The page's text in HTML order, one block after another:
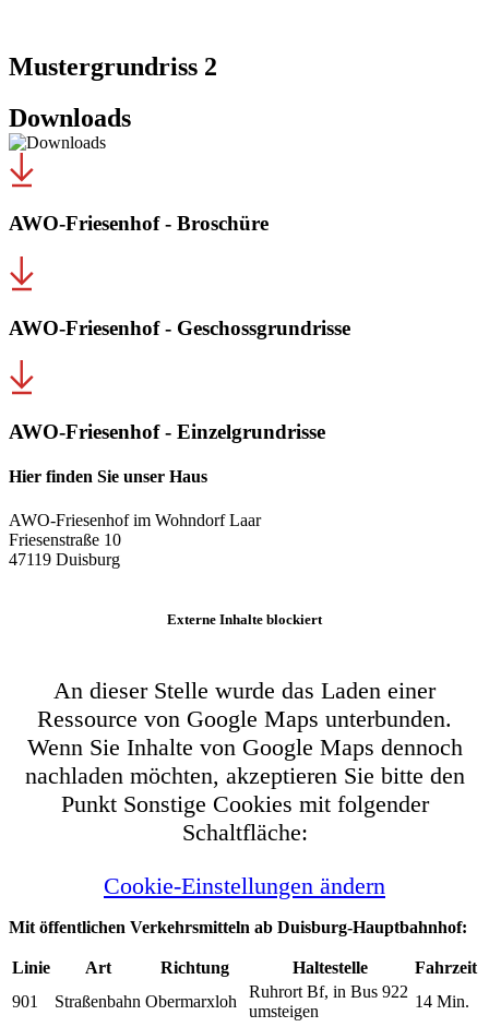
Mustergrundriss 2
Downloads
AWO-Friesenhof - Broschüre
AWO-Friesenhof - Geschossgrundrisse
AWO-Friesenhof - Einzelgrundrisse
Hier finden Sie unser Haus
AWO-Friesenhof im Wohndorf Laar
Friesenstraße 10
47119 Duisburg
Externe Inhalte blockiert
An dieser Stelle wurde das Laden einer
Ressource von Google Maps unterbunden.
Wenn Sie Inhalte von Google Maps dennoch
nachladen möchten, akzeptieren Sie bitte den
Punkt Sonstige Cookies mit folgender
Schaltfläche:
Cookie-Einstellungen ändern
Mit öffentlichen Verkehrsmitteln ab Duisburg-Hauptbahnhof:
Linie Art Richtung Haltestelle
Fahrzeit
901
Straßenbahn Obermarxloh
Ruhrort Bf, in Bus 922
umsteigen
14 Min.